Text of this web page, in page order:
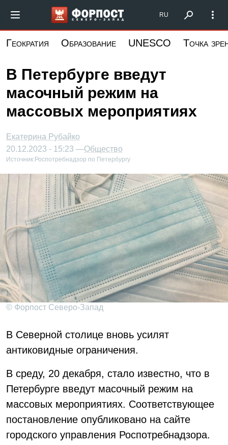
основному
Форпост Северо-Запад
RU
Геократия Образование UNESCO Точка
В Петербурге введут
масочный режим на
массовых мероприятиях
Екатерина Рубайко
20.12.2023 - 15:23 —Общество
Источник: Роспотребнадзор по Петербургу
© Форпост Северо-Запад
В Северной столице вновь усилят
антиковидные ограничения.
В среду, 20 декабря, стало известно, что в
Петербурге введут масочный режим на
массовых мероприятиях. Соответствующее
постановление опубликовано на сайте
городского управления Роспотребнадзора.